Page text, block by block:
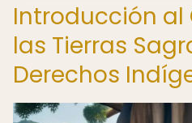
Introducción al
las Tierras
Derechos